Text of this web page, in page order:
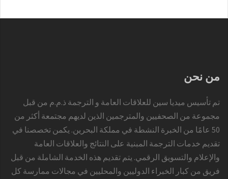
من نحن
تم تأسيس ميديا سين للعلاقات العامة و الترجمة ذ.م.م من قبل
مجموعة من الصحفيين والمترجمين الذين لديهم مجتمعة أكثر من
50 عامًا من الخبرة النشطة في مملكة البحرين. يكمن تخصصنا في
تقديم خدمات الترجمة المبنية على النتائج والعلاقات العامة
والإعلام والتسويق الرقمي. يتم تقديم هذه الخدمة الشاملة من قبل
فريق من كبار الخبراء الدوليين والمحليين في مجالات ممارسة كل